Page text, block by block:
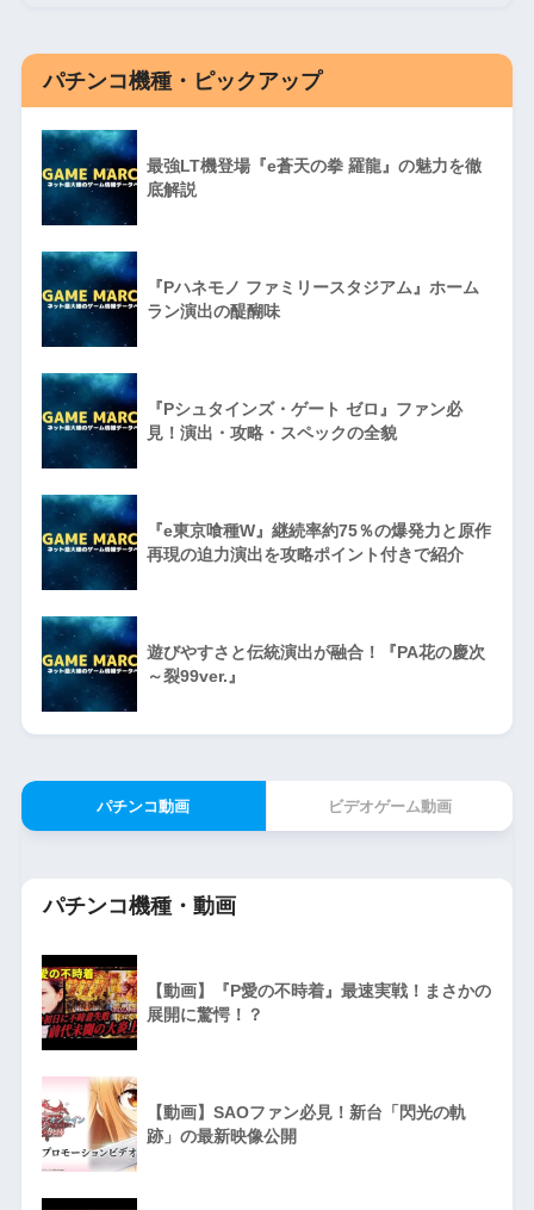
パチンコ機種・ピックアップ
最強LT機登場『e蒼天の拳 羅龍』の魅力を徹
底解説
『Pハネモノ ファミリースタジアム』ホーム
ラン演出の醍醐味
『Pシュタインズ・ゲート ゼロ』ファン必
見！演出・攻略・スペックの全貌
『e東京喰種W』継続率約75％の爆発力と原作
再現の迫力演出を攻略ポイント付きで紹介
遊びやすさと伝統演出が融合！『PA花の慶次
～裂99ver.』
パチンコ動画 ビデオゲーム動画
パチンコ機種・動画
【動画】『P愛の不時着』最速実戦！まさかの
展開に驚愕！？
【動画】SAOファン必見！新台「閃光の軌
跡」の最新映像公開